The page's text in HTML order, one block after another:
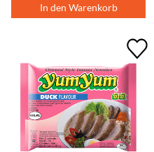
In den Warenkorb